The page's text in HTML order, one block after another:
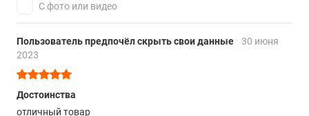
С фото или видео
Пользователь предпочёл скрыть свои данные
30 июня
2023
Достоинства
отличный товар